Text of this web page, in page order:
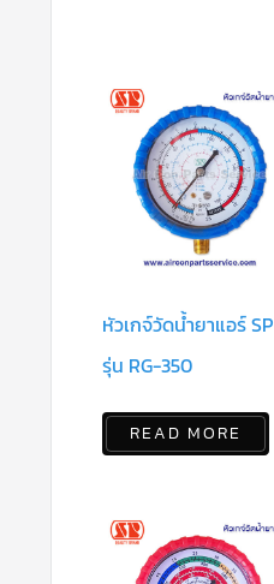
หัวเกจ์วัดน้ำยาแอร์ SP
รุ่น RG-350
READ MORE